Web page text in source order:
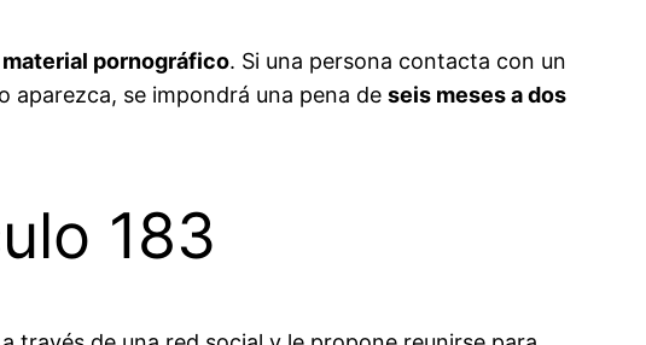
material pornográfico. Si una persona contacta con un
aparezca, se impondrá una pena de seis meses a dos
183